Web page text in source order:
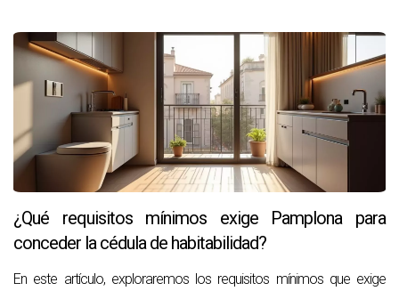
¿Qué requisitos mínimos exige Pamplona para
conceder la cédula de habitabilidad?
En este artículo, exploraremos los requisitos mínimos que exige